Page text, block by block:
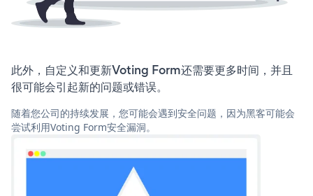
此外，自定义和更新Voting Form还需要更多时间，并且
很可能会引起新的问题或错误。
随着您公司的持续发展，您可能会遇到安全问题，因为黑客可能会
尝试利用Voting Form安全漏洞。